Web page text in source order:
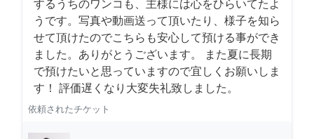
するうちのワンコも、主様には心をひらいてたよ
うです。写真や動画送って頂いたり、様子を知ら
せて頂けたのでこちらも安心して預ける事ができ
ました。ありがとうございます。 また夏に長期
で預けたいと思っていますので宜しくお願いしま
す！ 評価遅くなり大変失礼致しました。
依頼されたチケット